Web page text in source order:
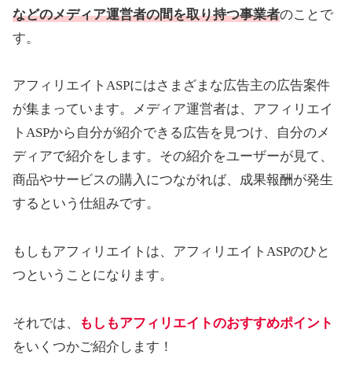
などのメディア運営者の間を取り持つ事業者のことで
す。
アフィリエイトASPにはさまざまな広告主の広告案件
が集まっています。メディア運営者は、アフィリエイ
トASPから自分が紹介できる広告を見つけ、自分のメ
ディアで紹介をします。その紹介をユーザーが見て、
商品やサービスの購入につながれば、成果報酬が発生
するという仕組みです。
もしもアフィリエイトは、アフィリエイトASPのひと
つということになります。
それでは、
もしもアフィリエイトのおすすめポイント
をいくつかご紹介します！